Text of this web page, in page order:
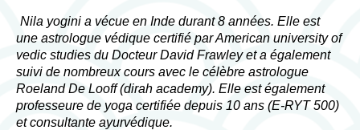
Les 3 doshas
consultations
massages et thérapies
Produits ayurvédiques
Nila yogini a vécue en Inde durant 8 années. Elle est
une astrologue védique certifié par American university of
vedic studies du Docteur David Frawley et a également
suivi de nombreux cours avec le célèbre astrologue
Roeland De Looff (dirah academy). Elle est également
professeure de yoga certifiée depuis 10 ans (E-RYT 500)
et consultante ayurvédique.